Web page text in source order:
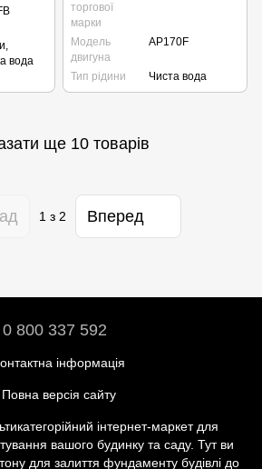
вода
торгової
марки
Модель
двигуна
AP170F
Тип рідини Чиста вода
ще 10 товарів
1з 2 Вперед
0 800 337 592
інформація
Повна версія сайту
інтернет-маркет для
вашого будинку та саду. Тут ви
для залиття фундаменту будівлі до